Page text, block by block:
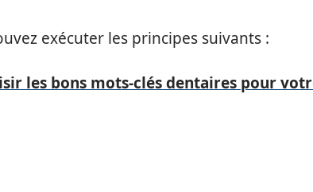
exécuter les principes suivants :
les bons mots-clés dentaires pour